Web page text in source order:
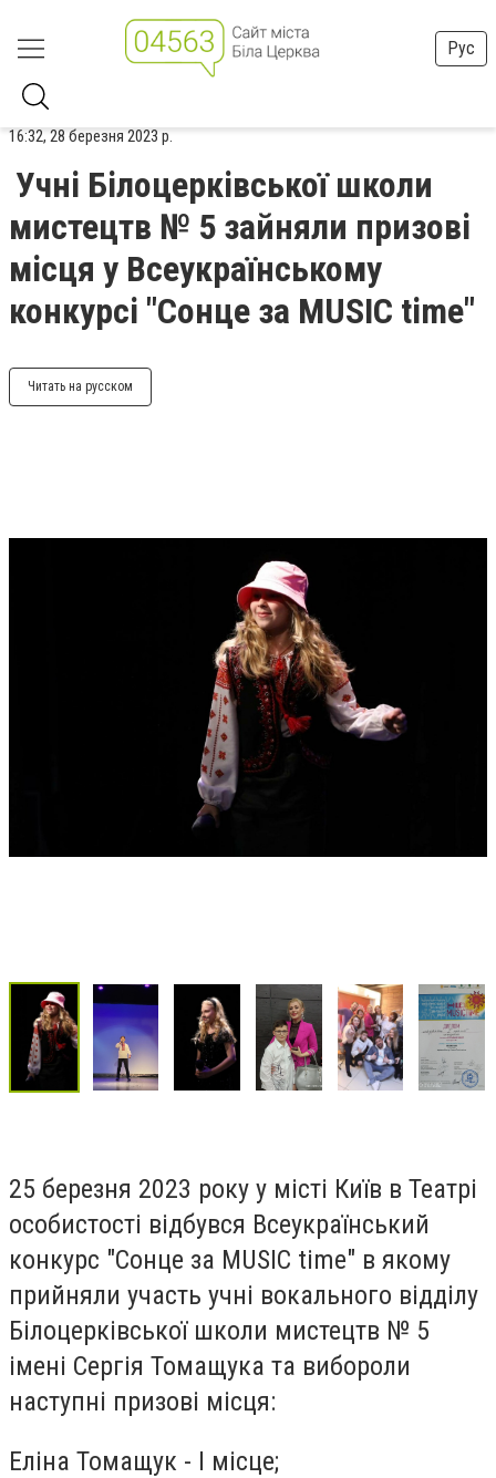
Рус
16:32, 28 березня 2023 р.
Учні Білоцерківської школи
мистецтв № 5 зайняли призові
місця у Всеукраїнському
конкурсі "Сонце за MUSIC time"
Читать на русском
25 березня 2023 року у місті Київ в Театрі
особистості відбувся Всеукраїнський
конкурс "Сонце за MUSIC time" в якому
прийняли участь учні вокального відділу
Білоцерківської школи мистецтв № 5
імені Сергія Томащука та вибороли
наступні призові місця:
Еліна Томащук - І місце;